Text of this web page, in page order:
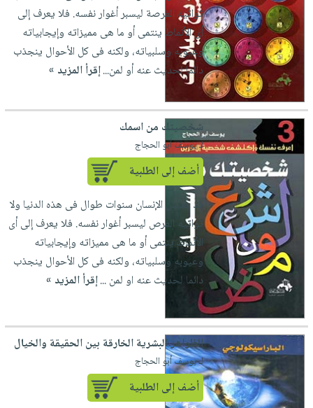
تواتيه الفرصة ليسبر أغوار نفسه. فلا يعرف إلى
أى الأنماط ينتمى أو ما هى مميزاته وإيجابياته
وعيوبه وسلبياته، ولكنه فى كل الأحوال ينجذب
دائما لحديث عنه أو لمن...إقرأ المزيد »
شخصيتك من اسمك
لـ يوسف أبو الحجاج
أضف إلى الطلبية
قد يعيش الإنسان سنوات طوال فى هذه الدنيا ولا
تواتيه الفرص ليسبر أغوار نفسه. فلا يعرف إلى أى
الأنماط ينتمى أو ما هى مميزاته وإيجابياته
وعيوبه وسلبياته، ولكنه فى كل الأحوال ينجذب
دائما لحديث عنه او لمن ...إقرأ المزيد »
الظواهر البشرية الخارقة بين الحقيقة والخيال
لـ يوسف أبو الحجاج
أضف إلى الطلبية